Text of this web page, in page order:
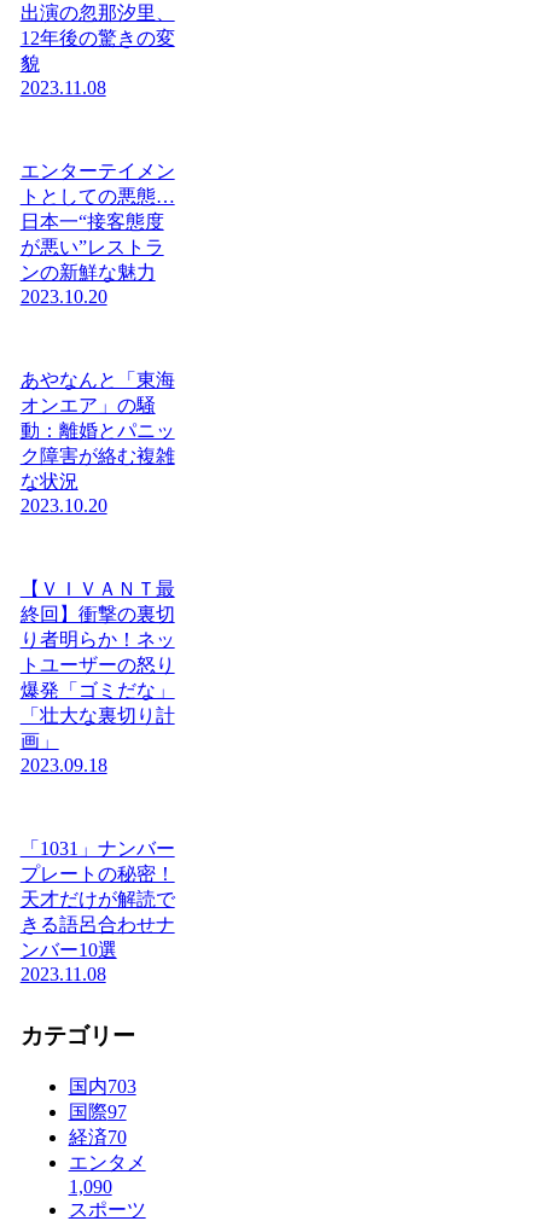
出演の忽那汐里、
12年後の驚きの変
貌
2023.11.08
エンターテイメン
トとしての悪態…
日本一“接客態度
が悪い”レストラ
ンの新鮮な魅力
2023.10.20
あやなんと「東海
オンエア」の騒
動：離婚とパニッ
ク障害が絡む複雑
な状況
2023.10.20
【ＶＩＶＡＮＴ最
終回】衝撃の裏切
り者明らか！ネッ
トユーザーの怒り
爆発「ゴミだな」
「壮大な裏切り計
画」
2023.09.18
「1031」ナンバー
プレートの秘密！
天才だけが解読で
きる語呂合わせナ
ンバー10選
2023.11.08
カテゴリー
国内703
国際97
経済70
エンタメ
1,090
スポーツ